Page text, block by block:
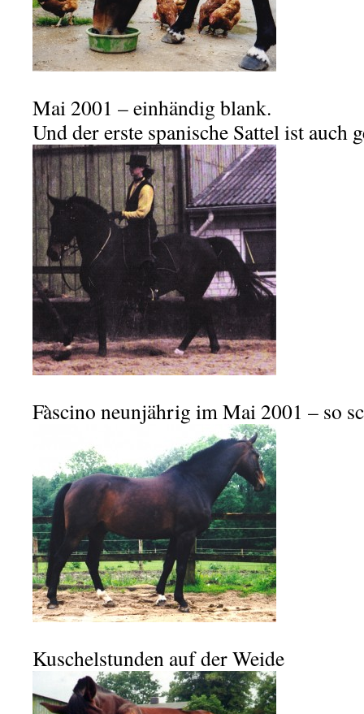
Mai 2001 – einhändig blank.
Und der erste spanische Sattel ist
Fàscino neunjährig im Mai 2001 – so
Kuschelstunden auf der Weide